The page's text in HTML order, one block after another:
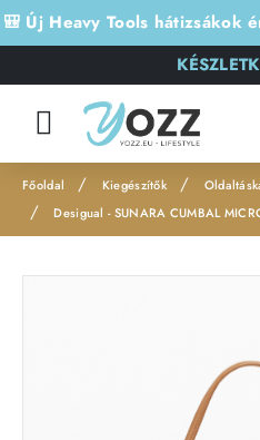
🎒 Új Heavy Tools hátizsákok
o
Kiegészítők
Desigual - SUNARA CUMBAL